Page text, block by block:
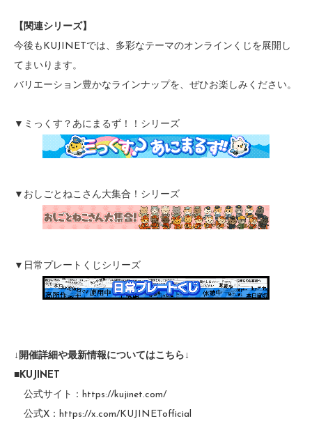
【関連シリーズ】
今後もKUJINETでは、多彩なテーマのオンラインくじを展開し
てまいります。
バリエーション豊かなラインナップを、ぜひお楽しみください。
▼ミっくす？あにまるず！！シリーズ
▼おしごとねこさん大集合！シリーズ
▼日常プレートくじシリーズ
↓開催詳細や最新情報についてはこちら↓
■KUJINET
公式サイト： https://kujinet.com/
公式X： https://x.com/KUJINETofficial